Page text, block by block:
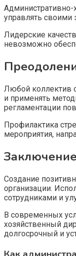
Административно-
управлять своими
Лидерские
невозможно
Любой коллектив
и применять
регламентации
Профилактика
мероприятия,
Заключение
Создание
организации.
сотрудниками и
В современных
хозяйственный
долгосрочный и